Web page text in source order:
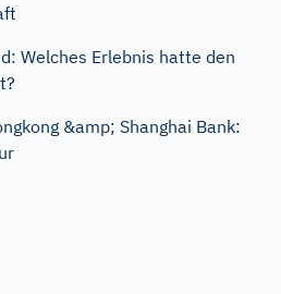
Welches Erlebnis hatte den
&amp; Shanghai Bank: